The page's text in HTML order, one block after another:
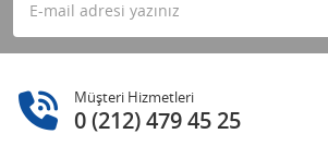
Müşteri Hizmetleri
0 (212) 479 45 25